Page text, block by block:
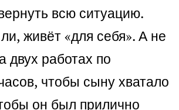
всю ситуацию.
живёт «для себя». А не
двух работах по
чтобы сыну хватало
он был прилично